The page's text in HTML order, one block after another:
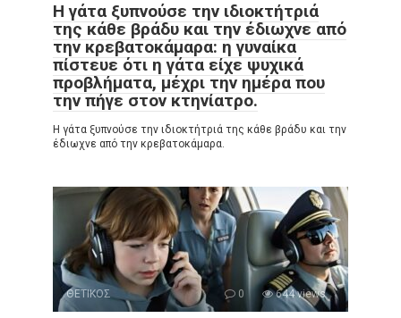
Η γάτα ξυπνούσε την ιδιοκτήτριά
της κάθε βράδυ και την έδιωχνε από
την κρεβατοκάμαρα: η γυναίκα
πίστευε ότι η γάτα είχε ψυχικά
προβλήματα, μέχρι την ημέρα που
την πήγε στον κτηνίατρο.
Η γάτα ξυπνούσε την ιδιοκτήτριά της κάθε βράδυ και την
έδιωχνε από την κρεβατοκάμαρα.
ΘΕΤΙΚΟΣ 0 644 views